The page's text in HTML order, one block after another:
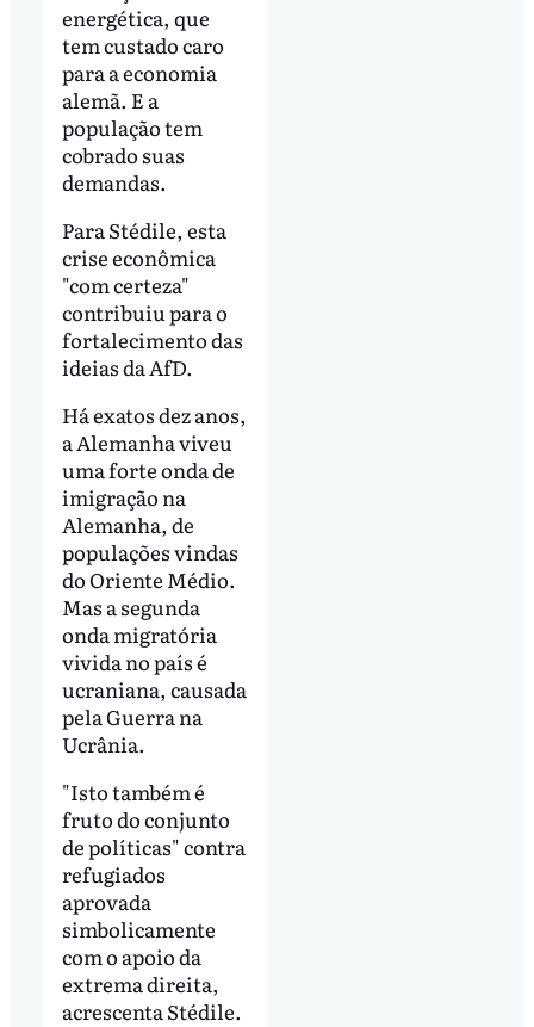
energética, que
tem custado caro
para a economia
alemã. E a
população tem
cobrado suas
demandas.
Para Stédile, esta
crise econômica
"com certeza"
contribuiu para o
fortalecimento das
ideias da AfD.
Há exatos dez anos,
a Alemanha viveu
uma forte onda de
imigração na
Alemanha, de
populações vindas
do Oriente Médio.
Mas a segunda
onda migratória
vivida no país é
ucraniana, causada
pela Guerra na
Ucrânia.
"Isto também é
fruto do conjunto
de políticas" contra
refugiados
aprovada
simbolicamente
com o apoio da
extrema direita,
acrescenta Stédile.